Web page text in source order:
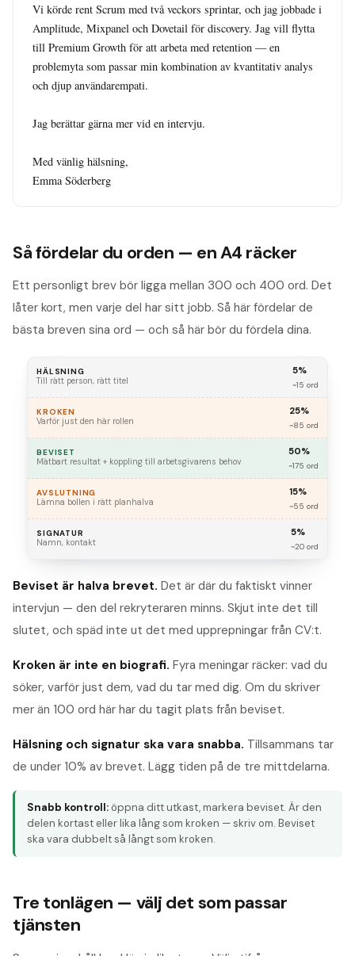
Vi körde rent Scrum med två veckors sprintar, och jag jobbade i
Amplitude, Mixpanel och Dovetail för discovery. Jag vill flytta
till Premium Growth för att arbeta med retention — en
problemyta som passar min kombination av kvantitativ analys
och djup användarempati.
Jag berättar gärna mer vid en intervju.
Med vänlig hälsning,
Emma Söderberg
Så fördelar du orden — en A4 räcker
Ett personligt brev bör ligga mellan 300 och 400 ord. Det
låter kort, men varje del har sitt jobb. Så här fördelar de
bästa breven sina ord — och så här bör du fördela dina.
HÄLSNING
Till rätt person, rätt titel
5%
~15 ord
KROKEN
Varför just den här rollen
25%
~85 ord
BEVISET
Mätbart resultat + koppling till arbetsgivarens behov
50%
~175 ord
AVSLUTNING
Lämna bollen i rätt planhalva
15%
~55 ord
SIGNATUR
Namn, kontakt
5%
~20 ord
Beviset är halva brevet. Det är där du faktiskt vinner
intervjun — den del rekryteraren minns. Skjut inte det till
slutet, och späd inte ut det med upprepningar från CV:t.
Kroken är inte en biografi. Fyra meningar räcker: vad du
söker, varför just dem, vad du tar med dig. Om du skriver
mer än 100 ord här har du tagit plats från beviset.
Hälsning och signatur ska vara snabba. Tillsammans tar
de under 10% av brevet. Lägg tiden på de tre mittdelarna.
Snabb kontroll: öppna ditt utkast, markera beviset. Är den
delen kortast eller lika lång som kroken — skriv om. Beviset
ska vara dubbelt så långt som kroken.
Tre tonlägen — välj det som passar
tjänsten